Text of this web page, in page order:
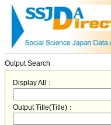
Output Search
Display All：
Output Title(Title)：